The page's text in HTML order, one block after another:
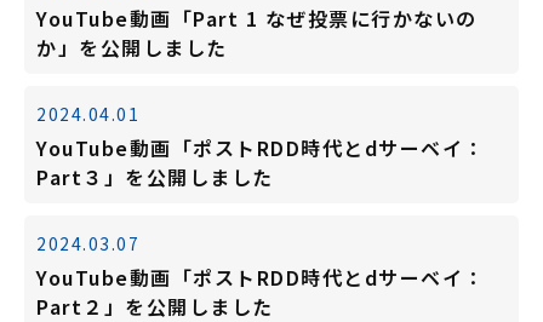
YouTube動画「Part 1 なぜ投票に行かないの
か」を公開しました
2024.04.01
YouTube動画「ポストRDD時代とdサーベイ：
Part３」を公開しました
2024.03.07
YouTube動画「ポストRDD時代とdサーベイ：
Part２」を公開しました